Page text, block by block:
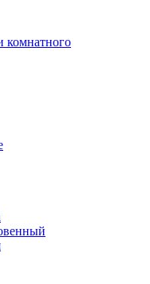
комнатного